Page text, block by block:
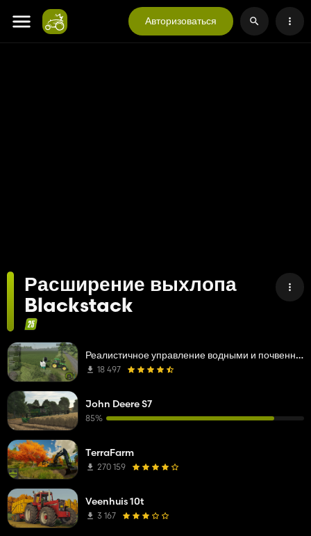
Авторизоваться
Расширение выхлопа
Blackstack
Реалистичное управление водными и почвенными ресурсами (RWSM)
18 497
John Deere S7
85%
TerraFarm
270 159
Veenhuis 10t
3 167